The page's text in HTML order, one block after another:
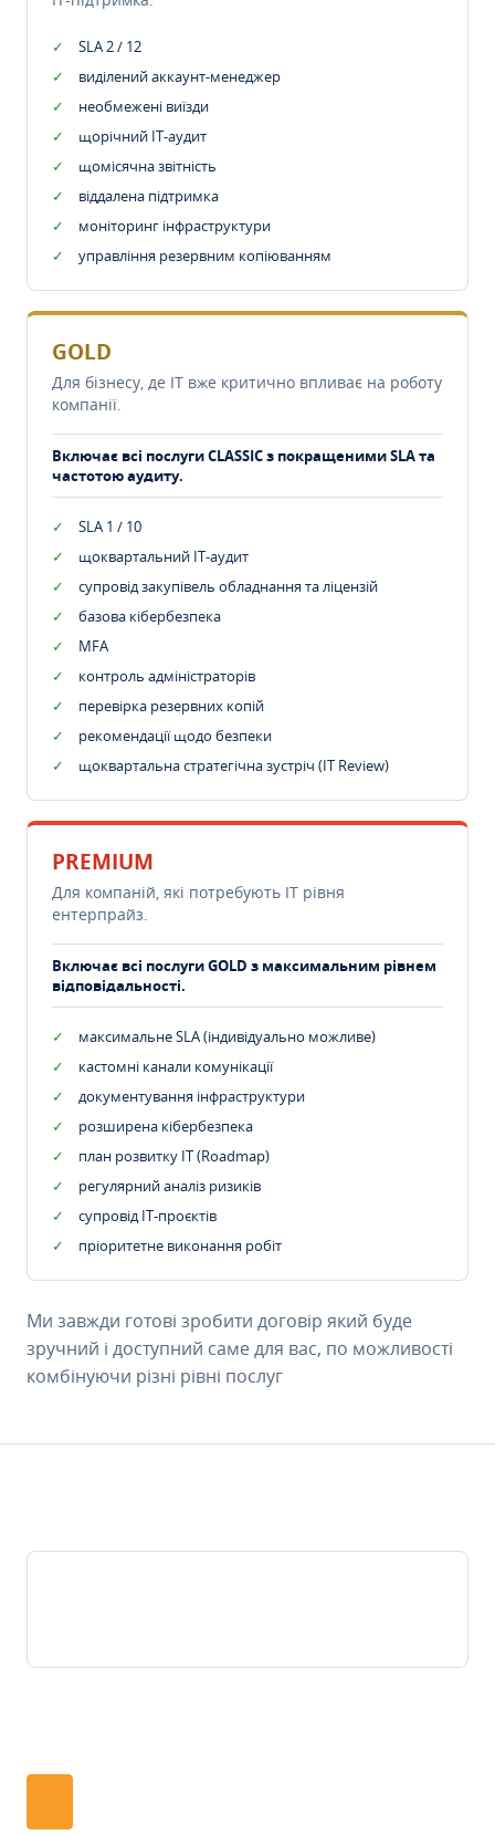
SLA 2 / 12
виділений аккаунт-менеджер
необмежені виїзди
щорічний IT-аудит
щомісячна звітність
віддалена підтримка
моніторинг інфраструктури
управління резервним копіюванням
GOLD
Для бізнесу, де IT вже критично впливає на роботу
компанії.
Включає всі послуги CLASSIC з покращеними SLA та
частотою аудиту.
SLA 1 / 10
щоквартальний IT-аудит
супровід закупівель обладнання та ліцензій
базова кібербезпека
MFA
контроль адміністраторів
перевірка резервних копій
рекомендації щодо безпеки
щоквартальна стратегічна зустріч (IT Review)
PREMIUM
Для компаній, які потребують ІТ рівня
ентерпрайз.
Включає всі послуги GOLD з максимальним рівнем
відповідальності.
максимальне SLA (індивідуально можливе)
кастомні канали комунікації
документування інфраструктури
розширена кібербезпека
план розвитку IT (Roadmap)
регулярний аналіз ризиків
супровід ІТ-проєктів
пріоритетне виконання робіт
Ми завжди готові зробити договір який буде
зручний і доступний саме для вас, по можливості
комбінуючи різні рівні послуг